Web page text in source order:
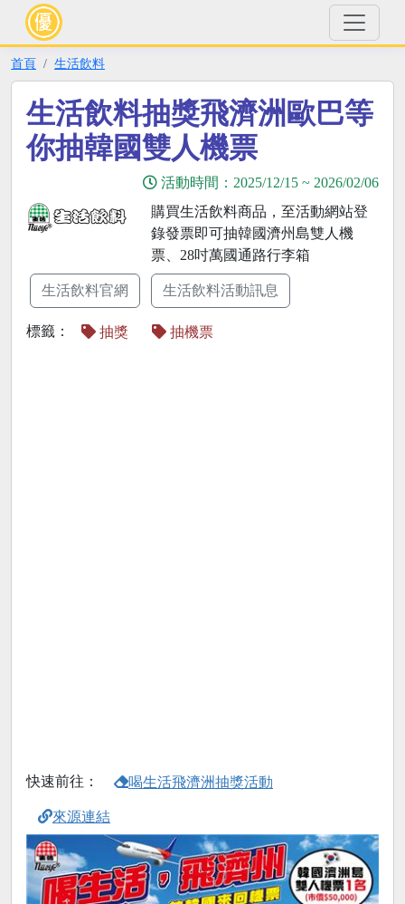
首頁 生活飲料
生活飲料抽獎飛濟洲歐巴等
你抽韓國雙人機票
活動時間： 2025/12/15 ~ 2026/02/06
購買生活飲料商品，至活動網站登
錄發票即可抽韓國濟州島雙人機
票、28吋萬國通路行李箱
生活飲料官網 生活飲料活動訊息
標籤： 抽獎 抽機票
快速前往： 喝生活飛濟洲抽獎活動
來源連結